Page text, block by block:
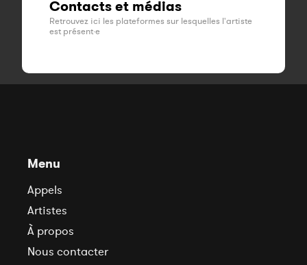
Contacts et médias
Retrouvez ici les plateformes sur lesquelles l'artiste
est présent·e
Menu
Appels
Artistes
À propos
Nous contacter